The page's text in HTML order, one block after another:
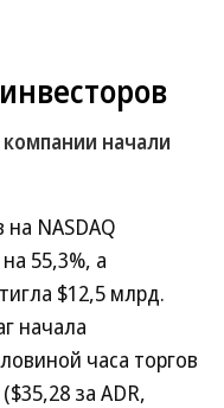
начали
NASDAQ
55,3%, а
$12,5 млрд.
начала
часа торгов
за ADR,